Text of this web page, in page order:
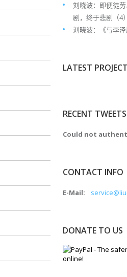
刘晓波：即便徒
剧，终于悲剧（4）
刘晓波：《与李
LATEST PROJECT
RECENT TWEETS
Could not
CONTACT INFO
E-Mail:
DONATE TO US